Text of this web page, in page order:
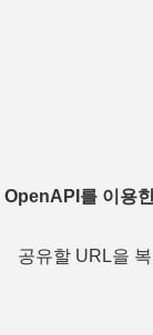
OpenAPI를 이용
공유할 URL을